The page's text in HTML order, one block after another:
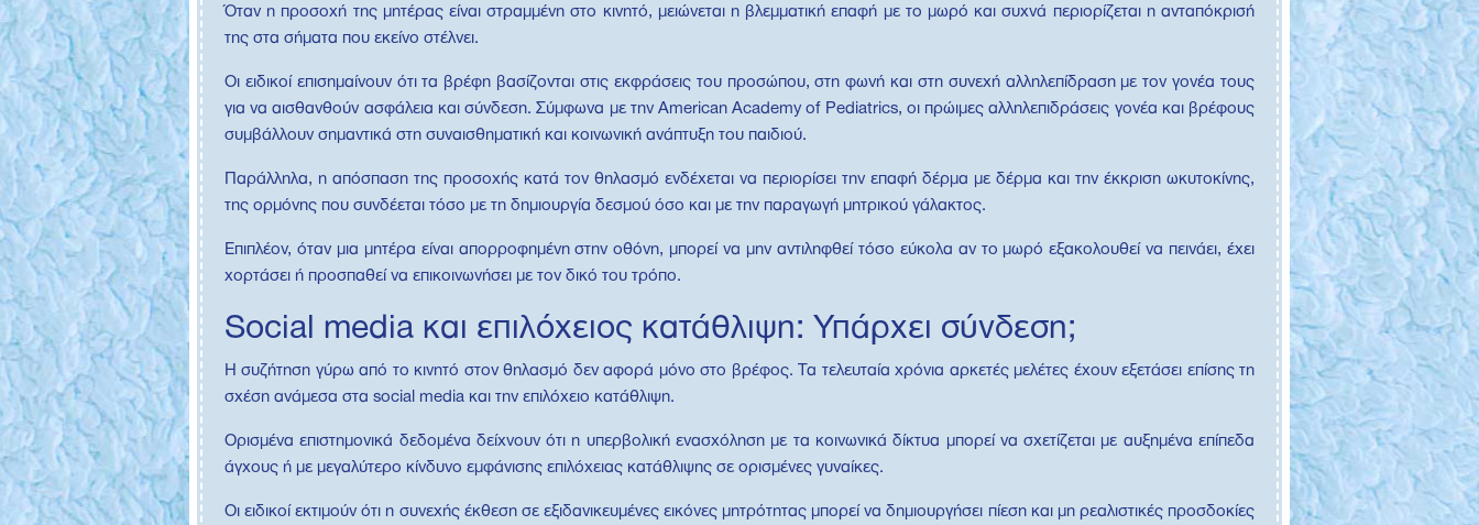
Όταν η προσοχή της μητέρας είναι στραμμένη στο κινητό, μειώνεται η βλεμματική επαφή με το μωρό και συχνά περιορίζεται η ανταπόκρισή
της στα σήματα που εκείνο στέλνει.
Οι ειδικοί επισημαίνουν ότι τα βρέφη βασίζονται στις εκφράσεις του προσώπου, στη φωνή και στη συνεχή αλληλεπίδραση με τον γονέα τους
για να αισθανθούν ασφάλεια και σύνδεση. Σύμφωνα με την American Academy of Pediatrics, οι πρώιμες αλληλεπιδράσεις γονέα και βρέφους
συμβάλλουν σημαντικά στη συναισθηματική και κοινωνική ανάπτυξη του παιδιού.
Παράλληλα, η απόσπαση της προσοχής κατά τον θηλασμό ενδέχεται να περιορίσει την επαφή δέρμα με δέρμα και την έκκριση ωκυτοκίνης,
της ορμόνης που συνδέεται τόσο με τη δημιουργία δεσμού όσο και με την παραγωγή μητρικού γάλακτος.
Επιπλέον, όταν μια μητέρα είναι απορροφημένη στην οθόνη, μπορεί να μην αντιληφθεί τόσο εύκολα αν το μωρό εξακολουθεί να πεινάει, έχει
χορτάσει ή προσπαθεί να επικοινωνήσει με τον δικό του τρόπο.
Social media και επιλόχειος κατάθλιψη: Υπάρχει σύνδεση;
Η συζήτηση γύρω από το κινητό στον θηλασμό δεν αφορά μόνο στο βρέφος. Τα τελευταία χρόνια αρκετές μελέτες έχουν εξετάσει επίσης τη
σχέση ανάμεσα στα social media και την επιλόχειο κατάθλιψη.
Ορισμένα επιστημονικά δεδομένα δείχνουν ότι η υπερβολική ενασχόληση με τα κοινωνικά δίκτυα μπορεί να σχετίζεται με αυξημένα επίπεδα
άγχους ή με μεγαλύτερο κίνδυνο εμφάνισης επιλόχειας κατάθλιψης σε ορισμένες γυναίκες.
Οι ειδικοί εκτιμούν ότι η συνεχής έκθεση σε εξιδανικευμένες εικόνες μητρότητας μπορεί να δημιουργήσει πίεση και μη ρεαλιστικές προσδοκίες